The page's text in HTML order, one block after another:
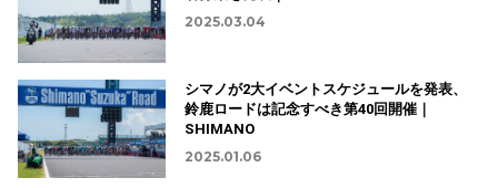
2025.03.04
シマノが2大イベントスケジュールを発表、
鈴鹿ロードは記念すべき第40回開催｜
SHIMANO
2025.01.06